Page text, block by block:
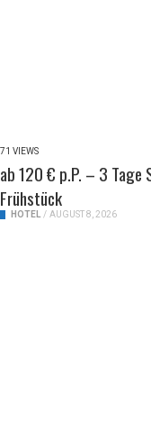
71 VIEWS
ab 120 € p.P. – 3
Frühstück
HOTEL / AUGUST 8, 2026